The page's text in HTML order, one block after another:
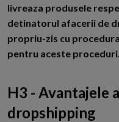
livreaza produsele
detinatorul afacerii de
propriu-zis cu
pentru aceste proceduri.
H3 - Avantajele
dropshipping